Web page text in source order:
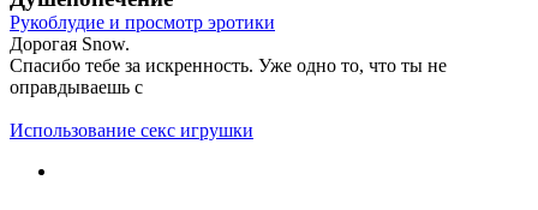
Рукоблудие и просмотр эротики
Дорогая Snow.
Спасибо тебе за искренность. Уже одно то, что ты не
оправдываешь с
Использование секс игрушки